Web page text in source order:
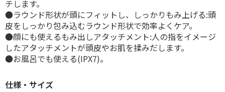
チします。
●ラウンド形状が頭にフィットし、しっかりもみ上げる:頭
皮をしっかり包み込むラウンド形状で効率よくケア。
●顔にも使えるもみ出しアタッチメント:人の指をイメージ
したアタッチメントが頭皮やお肌を揉みだします。
●お風呂でも使える(IPX7)。
仕様・サイズ